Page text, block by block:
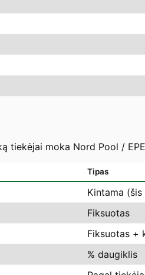
tiekėjai moka Nord Pool /
Tipas
Kintama (šis
Fiksuotas
Fiksuotas +
% daugiklis